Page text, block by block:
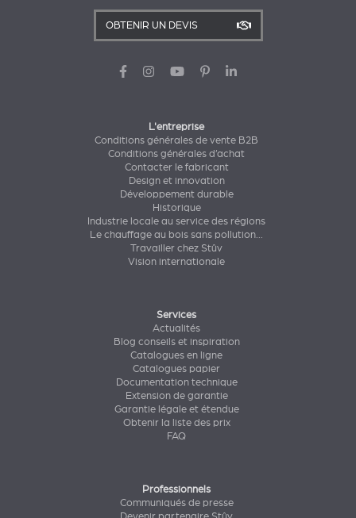
OBTENIR UN DEVIS
L'entreprise
Conditions générales de vente B2B
Conditions générales d’achat
Contacter le fabricant
Design et innovation
Développement durable
Historique
Industrie locale au service des régions
Le chauffage au bois sans pollution...
Travailler chez Stûv
Vision internationale
Services
Actualités
Blog conseils et inspiration
Catalogues en ligne
Catalogues papier
Documentation technique
Extension de garantie
Garantie légale et étendue
Obtenir la liste des prix
FAQ
Professionnels
Communiqués de presse